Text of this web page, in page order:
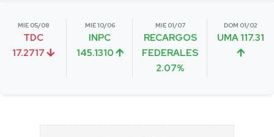
MIE 05/08
TDC
17.2717
MIE 10/06
INPC
145.1310
MIE 01/07
RECARGOS
FEDERALES
2.07%
DOM 01/02
UMA 117.31